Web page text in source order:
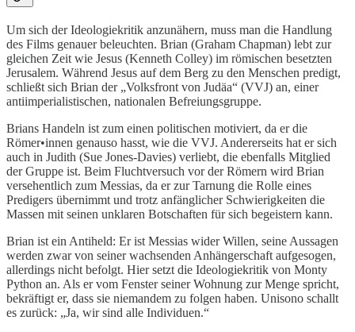
Um sich der Ideologiekritik anzunähern, muss man die Handlung
des Films genauer beleuchten. Brian (Graham Chapman) lebt zur
gleichen Zeit wie Jesus (Kenneth Colley) im römischen besetzten
Jerusalem. Während Jesus auf dem Berg zu den Menschen predigt,
schließt sich Brian der „Volksfront von Judäa“ (VVJ) an, einer
antiimperialistischen, nationalen Befreiungsgruppe.
Brians Handeln ist zum einen politischen motiviert, da er die
Römer•innen genauso hasst, wie die VVJ. Andererseits hat er sich
auch in Judith (Sue Jones-Davies) verliebt, die ebenfalls Mitglied
der Gruppe ist. Beim Fluchtversuch vor der Römern wird Brian
versehentlich zum Messias, da er zur Tarnung die Rolle eines
Predigers übernimmt und trotz anfänglicher Schwierigkeiten die
Massen mit seinen unklaren Botschaften für sich begeistern kann.
Brian ist ein Antiheld: Er ist Messias wider Willen, seine Aussagen
werden zwar von seiner wachsenden Anhängerschaft aufgesogen,
allerdings nicht befolgt. Hier setzt die Ideologiekritik von Monty
Python an. Als er vom Fenster seiner Wohnung zur Menge spricht,
bekräftigt er, dass sie niemandem zu folgen haben. Unisono schallt
es zurück: „Ja, wir sind alle Individuen.“